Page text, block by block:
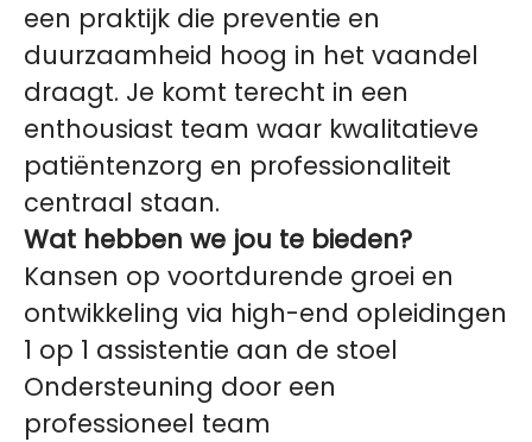
een praktijk die preventie en
duurzaamheid hoog in het vaandel
draagt. Je komt terecht in een
enthousiast team waar kwalitatieve
patiëntenzorg en professionaliteit
centraal staan.
Wat hebben we jou te bieden?
Kansen op voortdurende groei en
ontwikkeling via high-end opleidingen
1 op 1 assistentie aan de stoel
Ondersteuning door een
professioneel team